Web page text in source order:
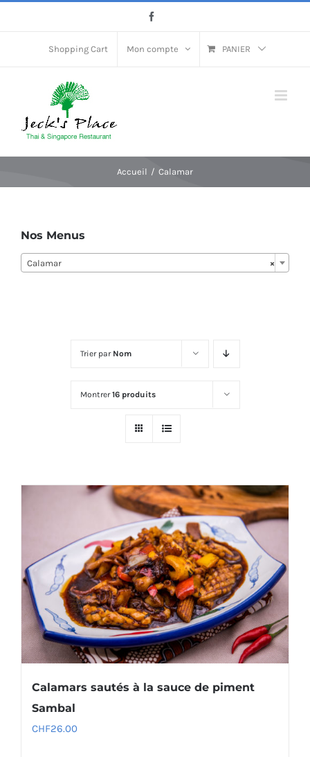
Shopping Cart Mon compte PANIER
Accueil Calamar
Trier par Nom
Montrer16 produits
Calamars sautés à la sauce de piment
Sambal
CHF26.00
Nos Menus
×
Calamar